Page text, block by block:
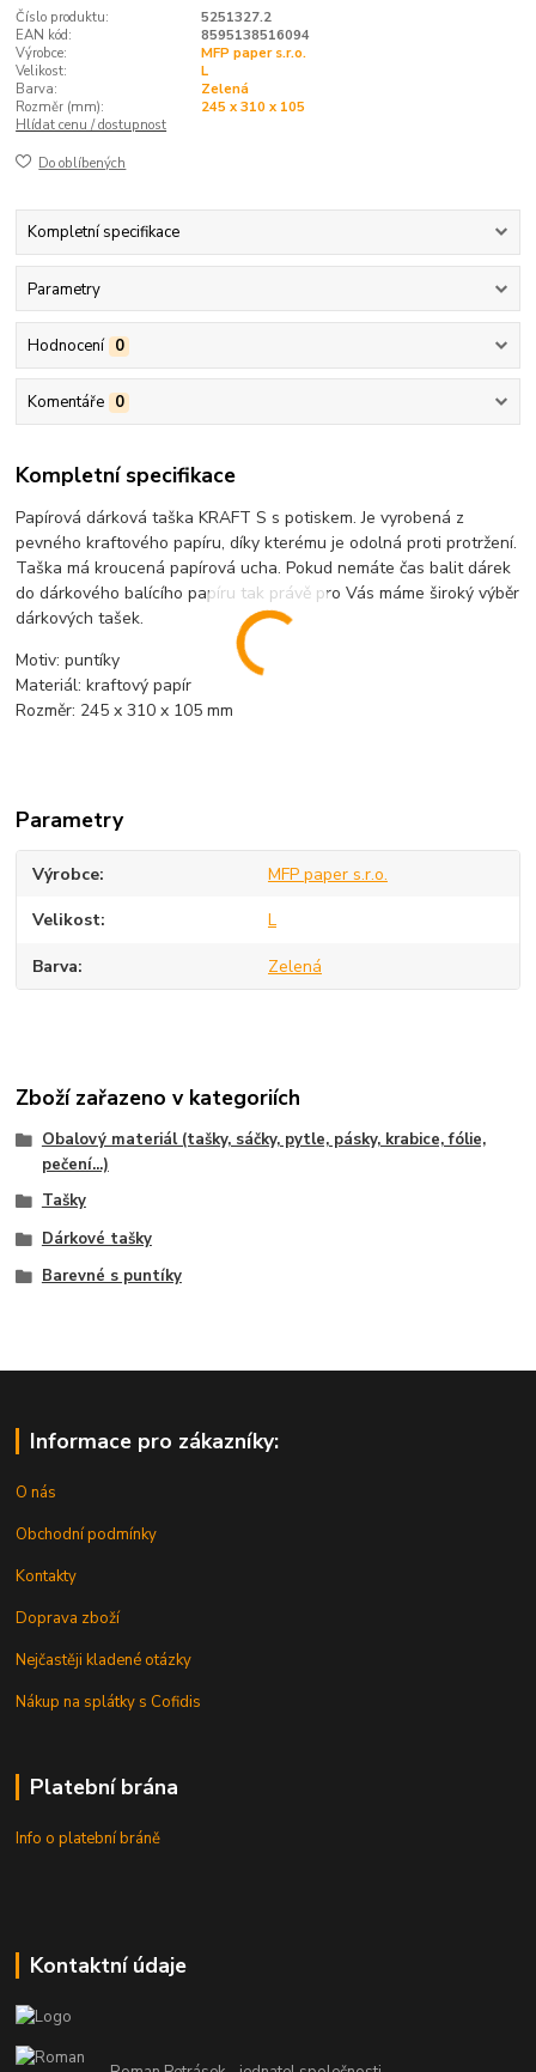
Číslo produktu:
5251327.2
EAN kód:
8595138516094
Výrobce:
MFP paper s.r.o.
Velikost:
L
Barva:
Zelená
Rozměr (mm):
245 x 310 x 105
Hlídat cenu / dostupnost
Do oblíbených
Kompletní specifikace
Parametry
Hodnocení 0
Komentáře 0
Kompletní specifikace
Papírová dárková taška KRAFT S s potiskem. Je vyrobená z
pevného kraftového papíru, díky kterému je odolná proti protržení.
Taška má kroucená papírová ucha. Pokud nemáte čas balit dárek
do dárkového balícího papíru tak právě pro Vás máme široký výběr
dárkových tašek.
Motiv: puntíky
Materiál: kraftový papír
Rozměr: 245 x 310 x 105 mm
Parametry
Výrobce MFP paper s.r.o.
Velikost L
Barva Zelená
Zboží zařazeno v kategoriích
Obalový materiál (tašky, sáčky, pytle, pásky, krabice, fólie,
pečení...)
Tašky
Dárkové tašky
Barevné s puntíky
Informace pro zákazníky:
O nás
Obchodní podmínky
Kontakty
Doprava zboží
Nejčastěji kladené otázky
Nákup na splátky s Cofidis
Platební brána
Info o platební bráně
Kontaktní údaje